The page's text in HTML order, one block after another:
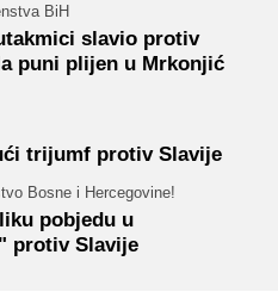
BiH
slavio protiv
puni plijen u Mrkonjić
trijumf protiv Slavije
Bosne i Hercegovine!
pobjedu u
protiv Slavije